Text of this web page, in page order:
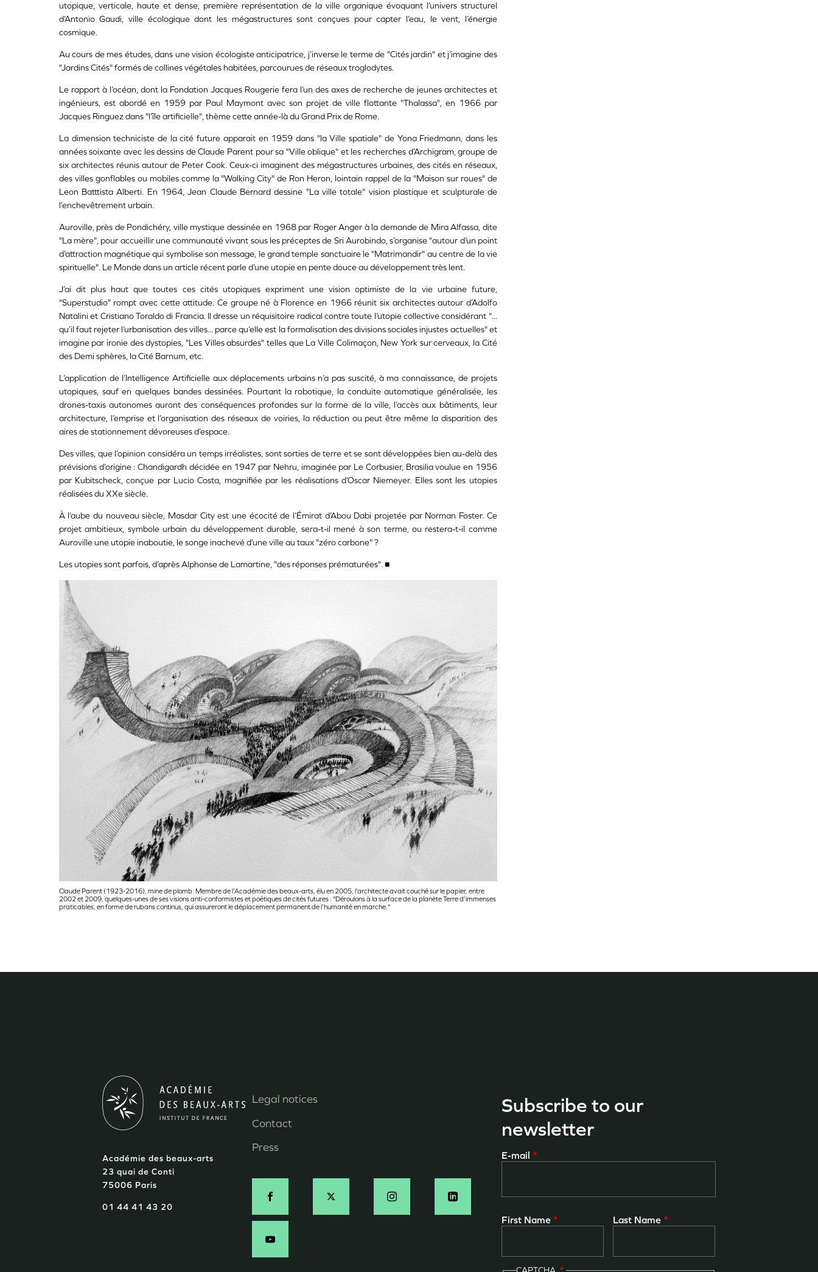
utopique, verticale, haute et dense, première représentation de la ville organique évoquant l’univers structurel
d’Antonio Gaudi, ville écologique dont les mégastructures sont conçues pour capter l’eau, le vent, l’énergie
cosmique.
Au cours de mes études, dans une vision écologiste anticipatrice, j’inverse le terme de "Cités jardin" et j’imagine des
"Jardins Cités" formés de collines végétales habitées, parcourues de réseaux troglodytes.
Le rapport à l’océan, dont la Fondation Jacques Rougerie fera l’un des axes de recherche de jeunes architectes et
ingénieurs, est abordé en 1959 par Paul Maymont avec son projet de ville flottante "Thalassa", en 1966 par
Jacques Ringuez dans "l’île artificielle", thème cette année-là du Grand Prix de Rome.
La dimension techniciste de la cité future apparait en 1959 dans "la Ville spatiale" de Yona Friedmann, dans les
années soixante avec les dessins de Claude Parent pour sa "Ville oblique" et les recherches d’Archigram, groupe de
six architectes réunis autour de Peter Cook. Ceux-ci imaginent des mégastructures urbaines, des cités en réseaux,
des villes gonflables ou mobiles comme la "Walking City" de Ron Heron, lointain rappel de la "Maison sur roues" de
Leon Batttista Alberti. En 1964, Jean Claude Bernard dessine "La ville totale" vision plastique et sculpturale de
l’enchevêtrement urbain.
Auroville, près de Pondichéry, ville mystique dessinée en 1968 par Roger Anger à la demande de Mira Alfassa, dite
"La mère", pour accueillir une communauté vivant sous les préceptes de Sri Aurobindo, s’organise "autour d’un point
d’attraction magnétique qui symbolise son message, le grand temple sanctuaire le "Matrimandir" au centre de la vie
spirituelle". Le Monde dans un article récent parle d’une utopie en pente douce au développement très lent.
J’ai dit plus haut que toutes ces cités utopiques expriment une vision optimiste de la vie urbaine future,
"Superstudio" rompt avec cette attitude. Ce groupe né à Florence en 1966 réunit six architectes autour d’Adolfo
Natalini et Cristiano Toraldo di Francia. Il dresse un réquisitoire radical contre toute l’utopie collective considérant "...
qu’il faut rejeter l’urbanisation des villes... parce qu’elle est la formalisation des divisions sociales injustes actuelles" et
imagine par ironie des dystopies, "Les Villes absurdes" telles que La Ville Colimaçon, New York sur cerveaux, la Cité
des Demi sphères, la Cité Barnum, etc.
L’application de I’Intelligence Artificielle aux déplacements urbains n’a pas suscité, à ma connaissance, de projets
utopiques, sauf en quelques bandes dessinées. Pourtant la robotique, la conduite automatique généralisée, les
drones-taxis autonomes auront des conséquences profondes sur la forme de la ville, l’accès aux bâtiments, leur
architecture, l’emprise et l’organisation des réseaux de voiries, la réduction ou peut être même la disparition des
aires de stationnement dévoreuses d’espace.
Des villes, que l’opinion considéra un temps irréalistes, sont sorties de terre et se sont développées bien au-delà des
prévisions d’origine : Chandigardh décidée en 1947 par Nehru, imaginée par Le Corbusier, Brasilia voulue en 1956
par Kubitscheck, conçue par Lucio Costa, magnifiée par les réalisations d’Oscar Niemeyer. Elles sont les utopies
réalisées du XXe siècle.
À l’aube du nouveau siècle, Masdar City est une écocité de l’Émirat d’Abou Dabi projetée par Norman Foster. Ce
projet ambitieux, symbole urbain du développement durable, sera-t-il mené à son terme, ou restera-t-il comme
Auroville une utopie inaboutie, le songe inachevé d’une ville au taux "zéro carbone" ?
Les utopies sont parfois, d’après Alphonse de Lamartine, "des réponses prématurées". ■
Claude Parent (1923-2016), mine de plomb. Membre de l’Académie des beaux-arts, élu en 2005, l’architecte avait couché sur le papier, entre
2002 et 2009, quelques-unes de ses visions anti-conformistes et poétiques de cités futures : "Déroulons à la surface de la planète Terre d’immenses
praticables, en forme de rubans continus, qui assureront le déplacement permanent de l’humanité en marche."
Académie des beaux-arts
23 quai de Conti
75006 Paris
01 44 41 43 20
Menu
Pied
de
page
Legal notices
Contact
Press
Social
EN
Subscribe to our
newsletter
E-mail
First Name Last Name